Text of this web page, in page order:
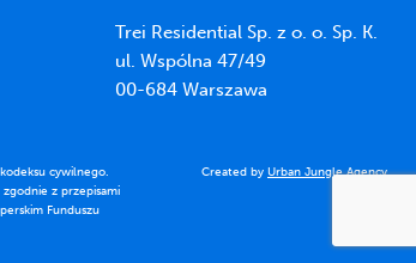
Trei Residential Sp. z o. o. Sp. K.
ul. Wspólna 47/49
00-684 Warszawa
cywilnego.
z przepisami
Funduszu
Created by Urban Jungle Agency